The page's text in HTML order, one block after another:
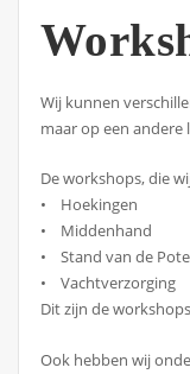
Wij kunnen
maar op een
De workshops, die
• Hoekingen
• Middenhand
• Stand van de
• Vachtverzorging
Dit zijn de
Ook hebben wij